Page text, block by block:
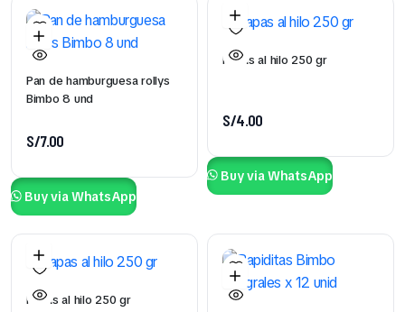
Pan de hamburguesa rollys
Bimbo 8 und
S/7.00
Buy via WhatsApp
Papas al hilo 250 gr
S/4.00
Buy via WhatsApp
Papas al hilo 250 gr